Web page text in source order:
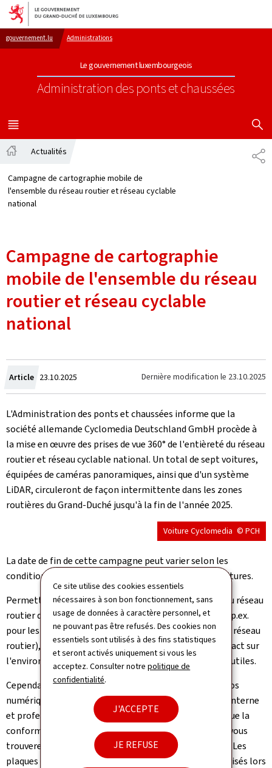
Ce site utilise des cookies essentiels
nécessaires à son bon fonctionnement, sans
usage de données à caractère personnel, et
ne pouvant pas être refusés. Des cookies non
essentiels sont utilisés à des fins statistiques
et seront activés uniquement si vous les
acceptez. Consulter notrepolitique de
confidentialité.
J'ACCEPTE
JE REFUSE
Aller au menu principal
Aller au contenu
gouvernement.lu Administrations
Le gouvernement luxembourgeois
Administration des ponts et chaussées
MENU
PRINCIPAL
Actualités
Campagne de cartographie mobile de
l'ensemble du réseau routier et réseau cyclable
national
Campagne de cartographie
mobile de l'ensemble du réseau
routier et réseau cyclable
national
Article Crée
le
23.10.2025 Dernière modification le 23.10.2025
L'Administration des ponts et chaussées informe que la
société allemandeCyclomedia Deutschland GmbH procède à
la mise en œuvre des prises de vue 360° de l'entièreté du réseau
routier et réseau cyclable national. Un total de sept voitures,
équipées de caméras panoramiques, ainsi que d'un système
LiDAR, circuleront de façon intermittente dans les zones
routières du Grand-Duché jusqu'à la fin de l'année 2025.
Voiture Cyclomedia © PCH
La date de fin de cette campagne peut varier selon les
conditions météorologiques et la disponibilité des voitures.
Permettant à documenter l'état des infrastructures du réseau
routier du pays et à simplifier les processus de travail (p.ex.
pour les interventions d'entretien et d'exploitation du réseau
routier), ces prises de vues servent aussi à réduire l'impact sur
l'environnement, tout en évitant des déplacements inutiles.
Cependant, il est important de souligner que ces photos
numériques seront exclusivement destinées à l'usage interne
et professionnel des différentes entités étatiques et que la
conformité à la protection des données est garantie (vous
trouverez une publication de Cyclomedia à ce sujet
). Les
plaques d'immatriculation, ainsi que les visages numérisés lors